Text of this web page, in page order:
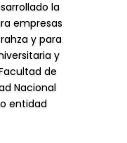
la
empresas
y para
y
de
Nacional
entidad